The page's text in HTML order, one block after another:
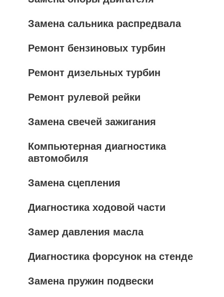
Замена сальника распредвала
Ремонт бензиновых турбин
Ремонт дизельных турбин
Ремонт рулевой рейки
Замена свечей зажигания
Компьютерная диагностика
автомобиля
Замена сцепления
Диагностика ходовой части
Замер давления масла
Диагностика форсунок на стенде
Замена пружин подвески